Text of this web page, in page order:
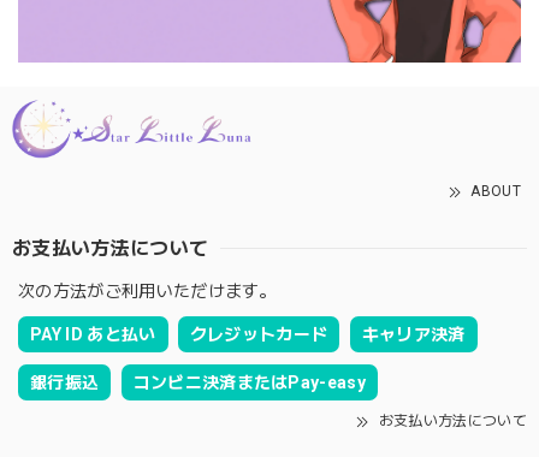
ABOUT
お支払い方法について
次の方法がご利用いただけます。
PAY ID あと払い クレジットカード キャリア決済
銀行振込 コンビニ決済またはPay-easy
お支払い方法について